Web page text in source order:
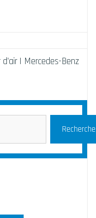
| Mercedes-Benz